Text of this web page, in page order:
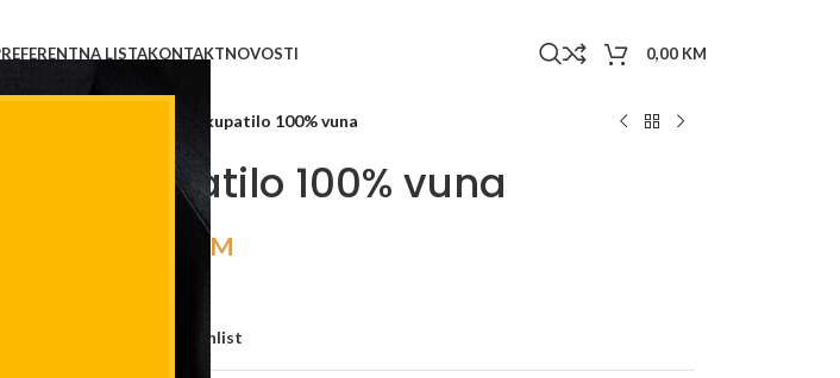
REFERENTNA LISTAKONTAKTNOVOSTI 0,00 KM
Set za kupatilo 100% vuna
Set za kupatilo 100% vuna
KM
Add to wishlist